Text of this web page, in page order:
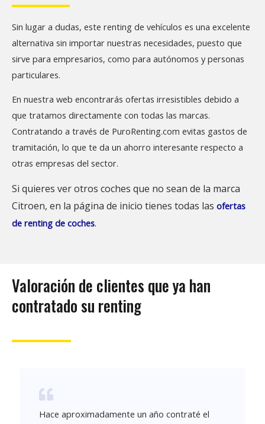
Sin lugar a dudas, este renting de vehículos es una excelente
alternativa sin importar nuestras necesidades, puesto que
sirve para empresarios, como para autónomos y personas
particulares.
En nuestra web encontrarás ofertas irresistibles debido a
que tratamos directamente con todas las marcas.
Contratando a través de PuroRenting.com evitas gastos de
tramitación, lo que te da un ahorro interesante respecto a
otras empresas del sector.
Si quieres ver otros coches que no sean de la marca
Citroen, en la página de inicio tienes todas las ofertas
de renting de coches.
Valoración de clientes que ya han
contratado su renting
Hace aproximadamente un año contraté el